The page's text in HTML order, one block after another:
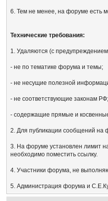
6. Тем не менее, на форуме есть
Технические требования:
1. Удаляются (с
- не по тематике форума и темы;
- не несущие полезной
- не соответствующие законам РФ;
- содержащие прямые и
2. Для публикации сообщений на
3. На форуме установлен лимит
необходимо поместить ссылку.
4. Участники форума, не
5. Администрация форума и